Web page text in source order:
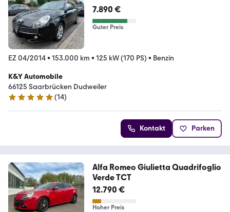
7.890 €
Guter Preis
EZ 04/2014• 153.000 km • 125 kW (170 PS) • Benzin
K&Y Automobile
66125 Saarbrücken Dudweiler
5 Sterne
(14)
Kontakt Parken
Alfa Romeo Giulietta Quadrifoglio
Verde TCT
12.790 €
Hoher Preis